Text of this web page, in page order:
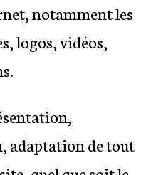
notamment les
logos, vidéos,
de tout